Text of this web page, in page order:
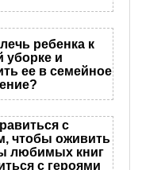
ребенка к
уборке и
ее в семейное
с
чтобы оживить
любимых книг
с героями